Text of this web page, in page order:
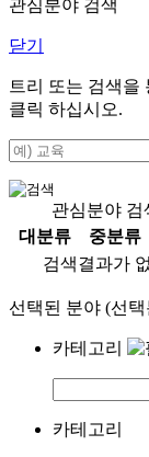
관심분야 검색
닫기
트리 또는 검색을
클릭 하십시오.
관심분야 검
대분류
중분류
검색결과가
선택된 분야 (선
카테고리
카테고리